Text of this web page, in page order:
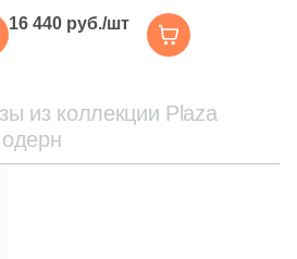
подвесной
UP, белый глянцевый
16 440 руб./шт
из коллекции Plaza